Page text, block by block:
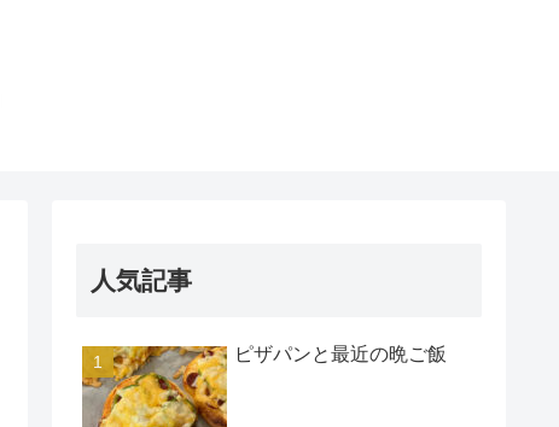
人気記事
ピザパンと最近の晩ご飯